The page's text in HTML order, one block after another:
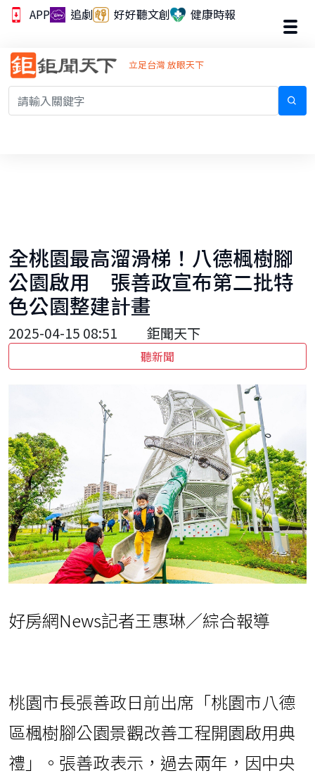
APP 追劇 好好聽文創 健康時報
立足台灣 放眼天下
全桃園最高溜滑梯！八德楓樹腳
公園啟用 張善政宣布第二批特
色公園整建計畫
2025-04-15 08:51 鉅聞天下
聽新聞
好房網News記者王惠琳／綜合報導
桃園市長張善政日前出席「桃園市八德
區楓樹腳公園景觀改善工程開園啟用典
禮」。張善政表示，過去兩年，因中央